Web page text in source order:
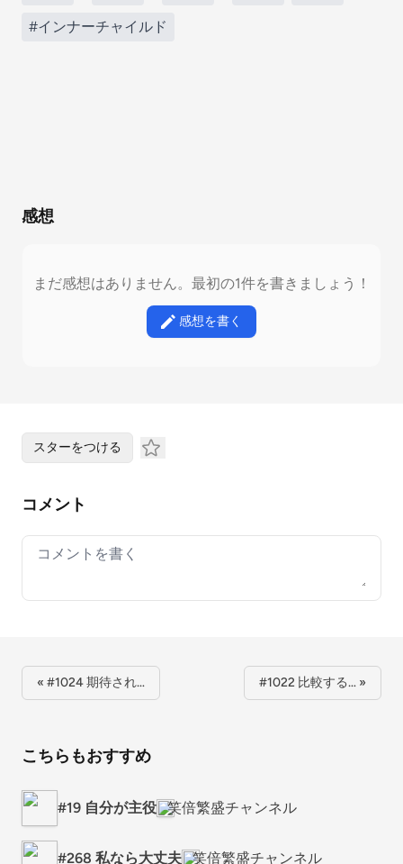
#インナーチャイルド
感想
まだ感想はありません。最初の1件を書きましょう！
感想を書く
スターをつける
コメント
Your comment
« #1024 期待され… #1022 比較する… »
こちらもおすすめ
#19 自分が主役 笑倍繁盛チャンネル
#268 私なら大丈夫 笑倍繁盛チャンネル